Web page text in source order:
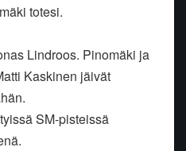
totesi.
Lindroos. Pinomäki ja
Kaskinen jäivät
SM-pisteissä